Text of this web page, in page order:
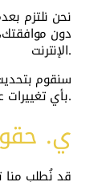
نحن نلتزم
دون
الإنترنت.
سنقوم
بأي تغييرات عبر البريد الإلكتروني أو من خلال الموقع.
ي.
قد نُطلب